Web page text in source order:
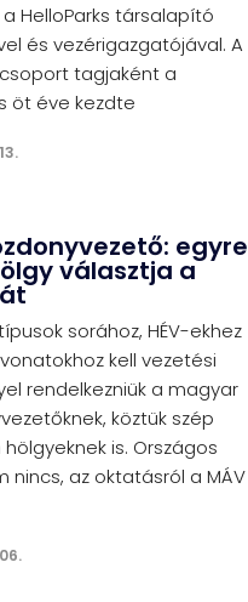
HelloParks társalapító
és vezérigazgatójával. A
tagjaként a
öt éve kezdte
egyre
választja a
sorához, HÉV-ekhez
kell vezetési
rendelkezniük a magyar
köztük szép
is. Országos
nincs, az oktatásról a MÁV